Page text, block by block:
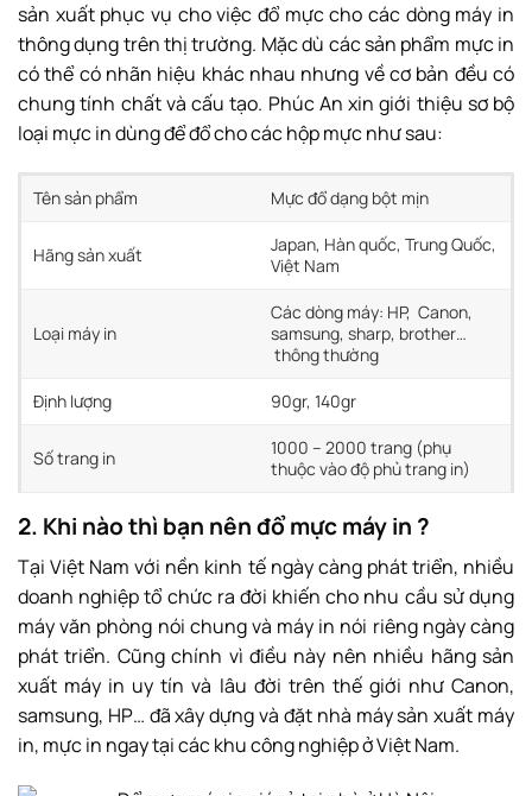
sản xuất phục vụ cho việc đổ mực cho các dòng máy in
thông dụng trên thị trường. Mặc dù các sản phẩm mực in
có thể có nhãn hiệu khác nhau nhưng về cơ bản đều có
chung tính chất và cấu tạo. Phúc An xin giới thiệu sơ bộ
loại mực in dùng để đổ cho các hộp mực như sau:
Tên sản phẩm Mực đổ dạng bột mịn
Hãng sản xuất
Japan, Hàn quốc, Trung Quốc,
Việt Nam
Loại máy in
Các dòng máy: HP, Canon,
samsung, sharp, brother…
thông thường
Định lượng 90gr, 140gr
Số trang in
1000 – 2000 trang (phụ
thuộc vào độ phủ trang in)
2. Khi nào thì bạn nên đổ mực máy in ?
Tại Việt Nam với nền kinh tế ngày càng phát triển, nhiều
doanh nghiệp tổ chức ra đời khiến cho nhu cầu sử dụng
máy văn phòng nói chung và máy in nói riêng ngày càng
phát triển. Cũng chính vì điều này nên nhiều hãng sản
xuất máy in uy tín và lâu đời trên thế giới như Canon,
samsung, HP… đã xây dựng và đặt nhà máy sản xuất máy
in, mực in ngay tại các khu công nghiệp ở Việt Nam.